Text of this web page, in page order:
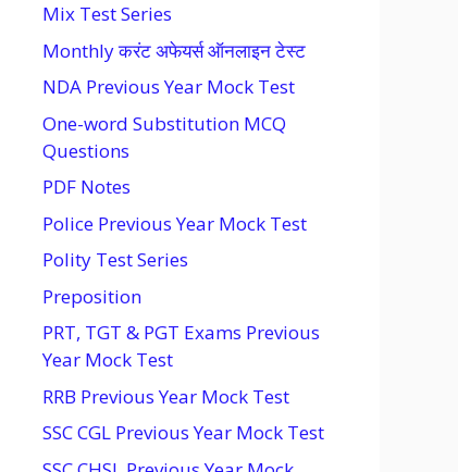
Mix Test Series
Monthly करंट अफेयर्स ऑनलाइन टेस्ट
NDA Previous Year Mock Test
One-word Substitution MCQ
Questions
PDF Notes
Police Previous Year Mock Test
Polity Test Series
Preposition
PRT, TGT & PGT Exams Previous
Year Mock Test
RRB Previous Year Mock Test
SSC CGL Previous Year Mock Test